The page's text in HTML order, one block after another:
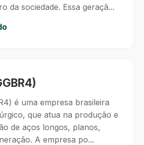
da sociedade. Essa geraçã...
é uma empresa brasileira
que atua na produção e
de aços longos, planos,
A empresa po...